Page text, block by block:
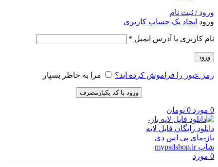
ورود / ثبت نام
ورود ایجاد یک حساب کاربری
نام کاربری یا آدرس ایمیل *
ورود
رمز عبور را فراموش کرده اید؟ مرا به خاطر بسپار
ورود با کد یکبارمصرف
0 مورد 0 تومان
0 مورد